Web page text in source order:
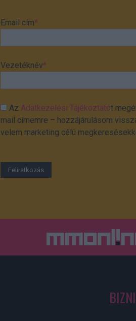
Email cím*
Vezetéknév*
AzAdatkezelési Tájékoztatót
mail címemre – hozzájárulásom
velem marketing célú